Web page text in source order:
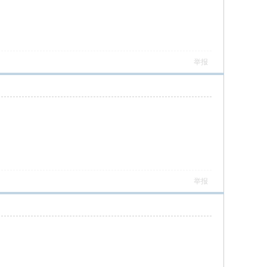
举报
举报